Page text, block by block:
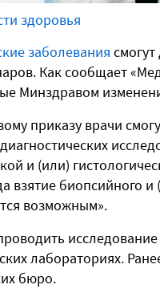
здоровья
заболевания
Как сообщает
Минздравом
приказу врачи
диагностических
и (или)
взятие биопсийного
возможным».
лабораториях.
бюро.